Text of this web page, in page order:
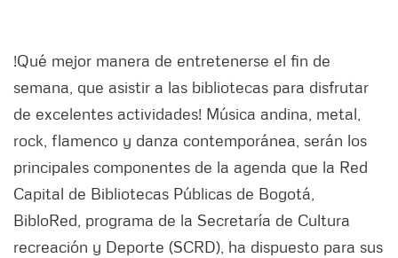
!Qué mejor manera de entretenerse el fin de
semana, que asistir a las bibliotecas para disfrutar
de excelentes actividades! Música andina, metal,
rock, flamenco y danza contemporánea, serán los
principales componentes de la agenda que la Red
Capital de Bibliotecas Públicas de Bogotá,
BibloRed, programa de la Secretaría de Cultura
recreación y Deporte (SCRD), ha dispuesto para sus